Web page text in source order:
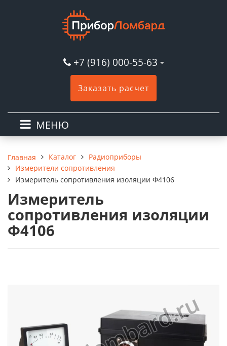
+7 (916) 000-55-63
Заказать расчет
МЕНЮ
Главная Каталог
Радиоприборы
Измерители сопротивления
Измеритель сопротивления изоляции Ф4106
Измеритель
сопротивления изоляции
Ф4106